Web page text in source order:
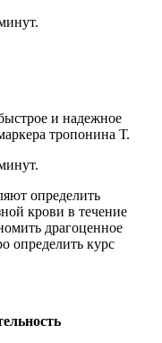
и надежное
тропонина Т.
определить
крови в течение
драгоценное
определить курс